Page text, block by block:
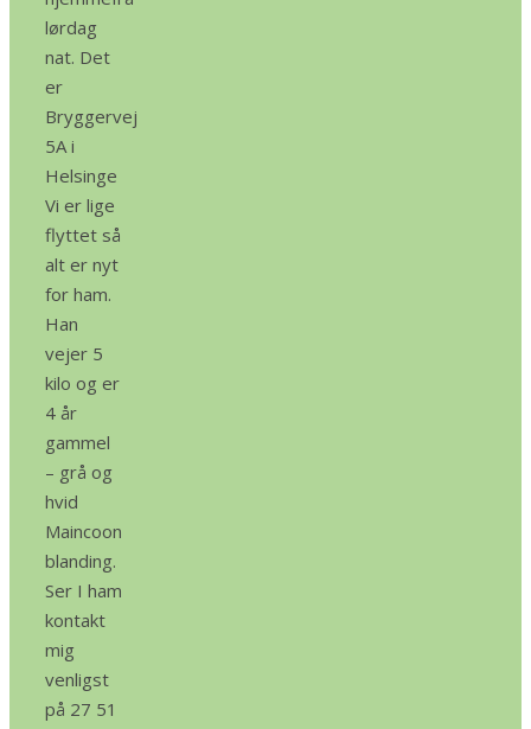
lørdag
nat. Det
er
Bryggervej
5A i
Helsinge
Vi er lige
flyttet så
alt er nyt
for ham.
Han
vejer 5
kilo og er
4 år
gammel
– grå og
hvid
Maincoon
blanding.
Ser I ham
kontakt
mig
venligst
på 27 51